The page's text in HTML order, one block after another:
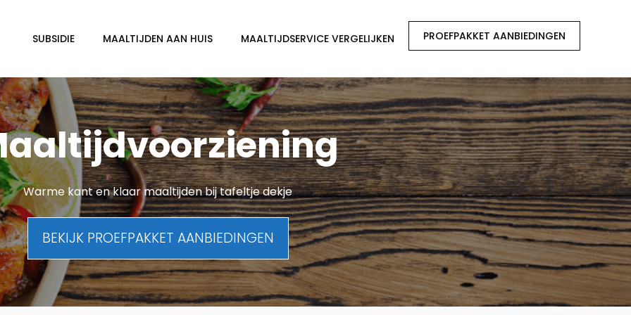
SUBSIDIE MAALTIJDEN AAN HUIS MAALTIJDSERVICE VERGELIJKEN PROEFPAKKET AANBIEDINGEN
Warme kant en klaar maaltijden bij tafeltje dekje
BEKIJK PROEFPAKKET AANBIEDINGEN